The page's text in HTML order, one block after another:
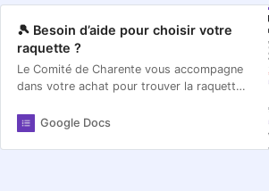
🎾 Besoin d’aide pour choisir votre
raquette ?
Le Comité de Charente vous accompagne
dans votre achat pour trouver la raquette
jeu ! Remplissez le formulaire et bénéficiez
recontacterons dans les prochains jours
Google Docs